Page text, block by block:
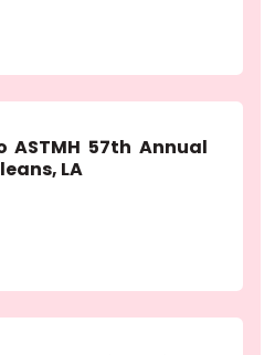
57th Annual
LA